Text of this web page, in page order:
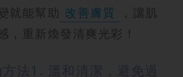
就能幫助 改善膚質
，讓肌
，重新煥發清爽光彩！